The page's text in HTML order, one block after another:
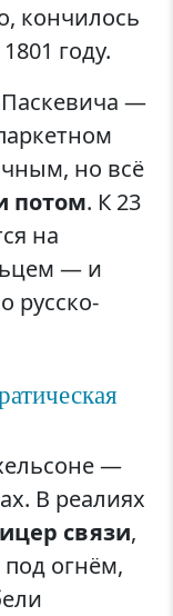
кончилось
году.
—
но всё
потом. К 23
на
— и
русско-
—
В реалиях
связи,
огнём,